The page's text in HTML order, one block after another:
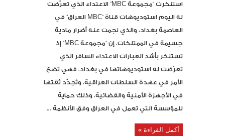
استنكرت “مجموعة MBC” الاعتداء الذي تعرّضت
له اليوم استوديوهات قناة “MBC العراق” في
العاصمة بغداد، والذي نجمت عنه أضرار مادية
جسيمة في الممتلكات. إن “مجموعة MBC” إذ
تستنكر بأشد العبارات الاعتداء السافر الذي
تعرّضت له استوديوهاتها في بغداد، فهي تضع
الأمر في عهدة السلطات العراقية، وتُجدِّد ثقتها
في الأجهزة الأمنية والقضائية، وذلك حماية
للمؤسسة التي تعمل في العراق وفق الأنظمة ...
أكمل القراءة »